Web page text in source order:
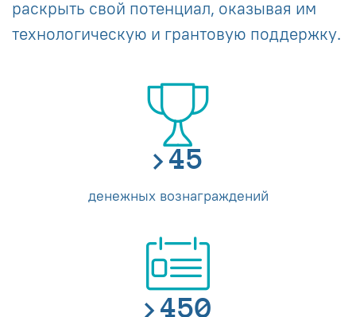
раскрыть свой потенциал, оказывая им
технологическую и грантовую поддержку.
48
денежных вознаграждений
484